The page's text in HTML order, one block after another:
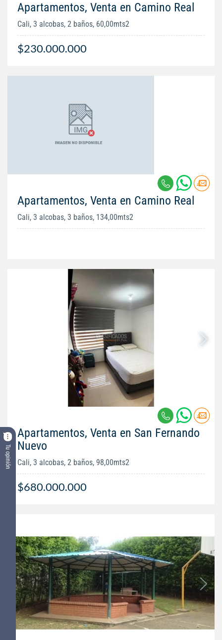
Tu opinión
Apartamentos, Venta en Camino Real
Cali, 3 alcobas, 2 baños, 60,00mts2
$230.000.000
Apartamentos, Venta en Camino Real
Cali, 3 alcobas, 3 baños, 134,00mts2
Apartamentos, Venta en San Fernando
Nuevo
Cali, 3 alcobas, 2 baños, 98,00mts2
$680.000.000